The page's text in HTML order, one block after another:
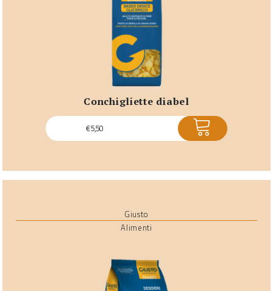
conchigliette diabel
€5,50 ACQUISTA
Giusto
Alimenti